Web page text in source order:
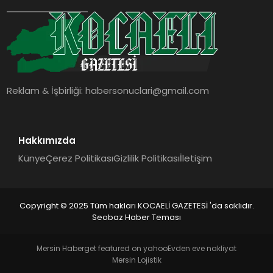
YAŞAM
DÜNYA
Reklam & İşbirliği:habersonuclari@gmail.com
Hakkımızda
KünyeÇerez PolitikasıGizlilik Politikasıİletişim
Copyright © 2025 Tüm hakları KOCAELİ GAZETESİ 'da saklıdır.
Seobaz Haber Teması
Mersin Haberget featured on yahooEvden eve nakliyat
Mersin Lojistik